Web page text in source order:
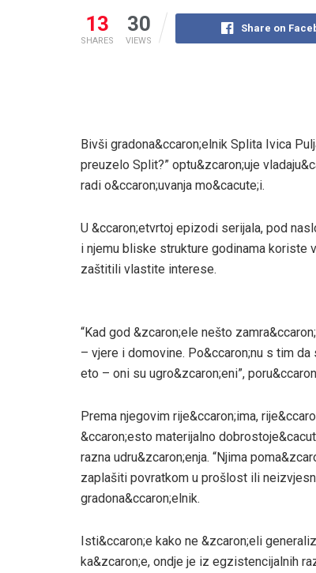
13
SHARES
30
VIEWS
Share on
Bivši gradona&ccaron;elnik Splita Ivica
preuzelo Split?” optu&zcaron;uje
radi o&ccaron;uvanja mo&cacute;i.
U &ccaron;etvrtoj epizodi serijala, pod
i njemu bliske strukture godinama koriste
zaštitili vlastite interese.
“Kad god &zcaron;ele nešto
– vjere i domovine. Po&ccaron;nu s tim
eto – oni su ugro&zcaron;eni”,
Prema njegovim rije&ccaron;ima,
&ccaron;esto materijalno
razna udru&zcaron;enja. “Njima
zaplašiti povratkom u prošlost ili
gradona&ccaron;elnik.
Isti&ccaron;e kako ne &zcaron;eli
ka&zcaron;e, ondje je iz egzistencijalnih